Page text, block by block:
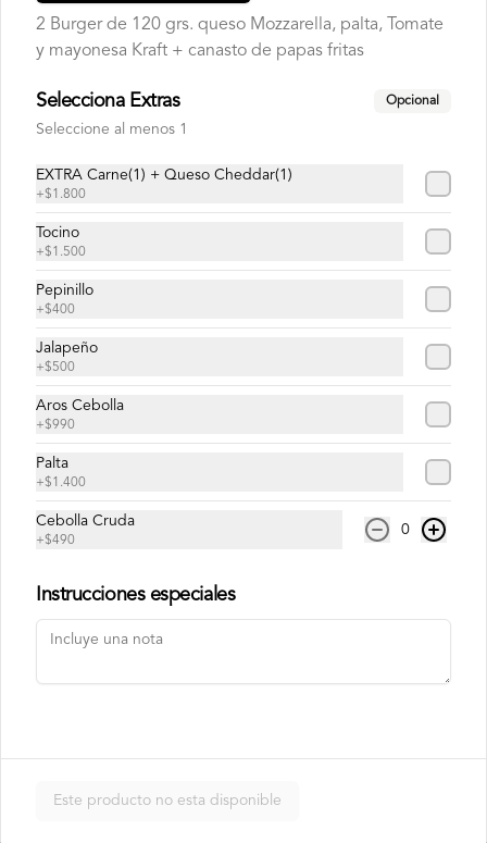
$8.500
Roll relleno de Pollo apanado , queso
crema, cebollín, almendras triturada, sin
Nori Champ Roll
$7.900
2 Burger de 120 grs. queso Mozzarella, palta, Tomate
y mayonesa Kraft + canasto de papas fritas
Selecciona Extras Opcional
Seleccione al menos 1
EXTRA Carne(1) + Queso Cheddar(1)
+$1.800
Tocino
+$1.500
Pepinillo
+$400
Jalapeño
+$500
Aros Cebolla
+$990
Palta
+$1.400
Cebolla Cruda
+$490
0
Instrucciones especiales
Este producto no esta disponible